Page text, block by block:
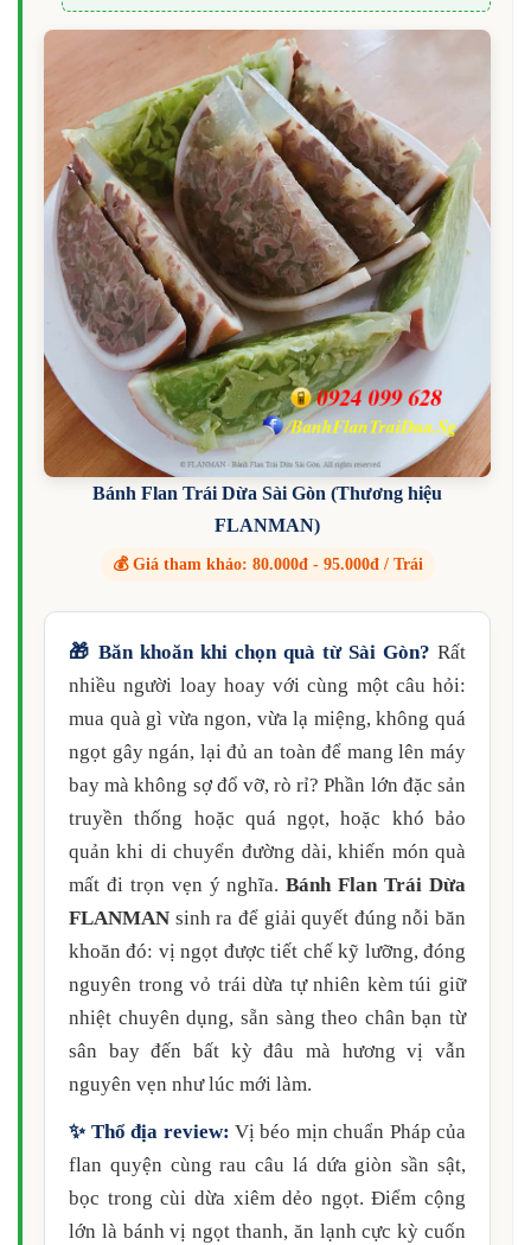
Bánh Flan Trái Dừa Sài Gòn (Thương hiệu
FLANMAN)
💰 Giá tham khảo: 80.000đ - 95.000đ / Trái
🎁 Băn khoăn khi chọn quà từ Sài Gòn? Rất
nhiều người loay hoay với cùng một câu hỏi:
mua quà gì vừa ngon, vừa lạ miệng, không quá
ngọt gây ngán, lại đủ an toàn để mang lên máy
bay mà không sợ đổ vỡ, rò rỉ? Phần lớn đặc sản
truyền thống hoặc quá ngọt, hoặc khó bảo
quản khi di chuyển đường dài, khiến món quà
mất đi trọn vẹn ý nghĩa.Bánh Flan Trái Dừa
FLANMAN sinh ra để giải quyết đúng nỗi băn
khoăn đó: vị ngọt được tiết chế kỹ lưỡng, đóng
nguyên trong vỏ trái dừa tự nhiên kèm túi giữ
nhiệt chuyên dụng, sẵn sàng theo chân bạn từ
sân bay đến bất kỳ đâu mà hương vị vẫn
nguyên vẹn như lúc mới làm.
✨ Thổ địa review: Vị béo mịn chuẩn Pháp của
flan quyện cùng rau câu lá dứa giòn sần sật,
bọc trong cùi dừa xiêm dẻo ngọt. Điểm cộng
lớn là bánh vị ngọt thanh, ăn lạnh cực kỳ cuốn